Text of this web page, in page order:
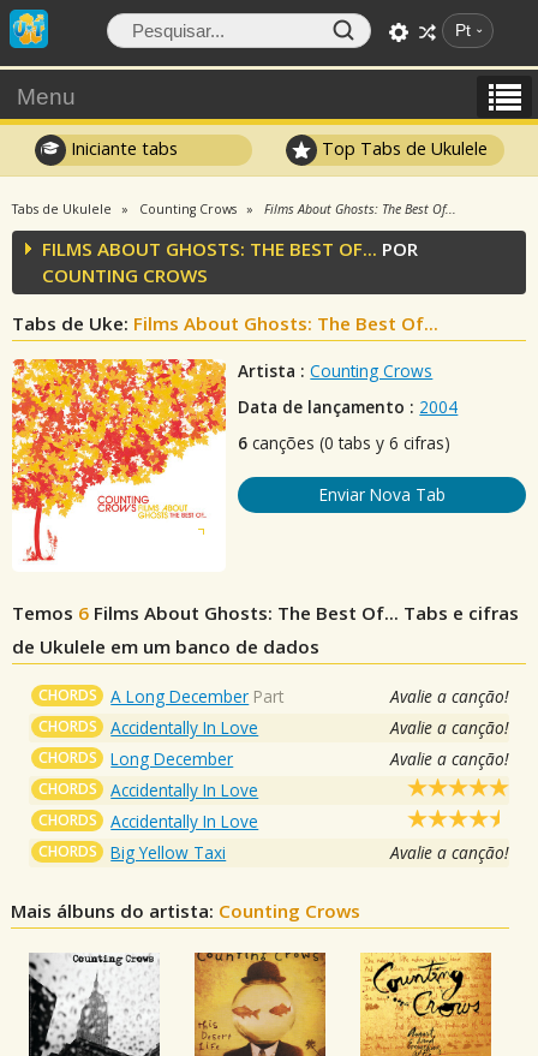
Pt
Menu
Iniciante tabs Top Tabs de Ukulele
Tabs de Ukulele Counting Crows Films About Ghosts: The Best Of...
FILMS ABOUT GHOSTS: THE BEST OF... POR
COUNTING CROWS
Tabs de Uke: Films About Ghosts: The Best Of...
Artista : Counting Crows
Data de lançamento : 2004
6 canções (0 tabs y 6 cifras)
Enviar Nova Tab
Temos 6 Films About Ghosts: The Best Of... Tabs e cifras
de Ukulele em um banco de dados
CHORDS A Long December Part Avalie a canção!
CHORDS Accidentally In Love Avalie a canção!
CHORDS Long December Avalie a canção!
CHORDS Accidentally In Love
CHORDS Accidentally In Love
CHORDS Big Yellow Taxi Avalie a canção!
Mais álbuns do artista: Counting Crows